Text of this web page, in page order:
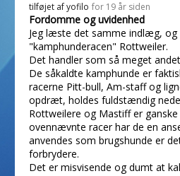
tilføjet afyofilo for 19 år siden
Fordomme og uvidenhed
Jeg læste det samme indlæg, og
"kamphunderacen" Rottweiler.
Det handler som så meget
De såkaldte kamphunde er
racerne Pitt-bull, Am-staff og
opdræt, holdes fuldstændig
Rottweilere og Mastiff er
ovennævnte racer har de en
anvendes som brugshunde er
forbrydere.
Det er misvisende og dumt at